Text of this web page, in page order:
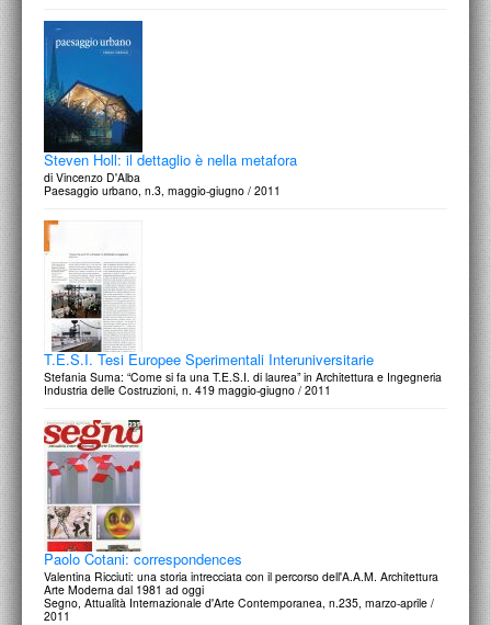
Steven Holl: il dettaglio è nella metafora
di Vincenzo D'Alba
Paesaggio urbano, n.3, maggio-giugno / 2011
T.E.S.I. Tesi Europee Sperimentali Interuniversitarie
Stefania Suma: “Come si fa una T.E.S.I. di laurea” in Architettura e Ingegneria
Industria delle Costruzioni, n. 419 maggio-giugno / 2011
Paolo Cotani: correspondences
Valentina Ricciuti: una storia intrecciata con il percorso dell'A.A.M. Architettura
Arte Moderna dal 1981 ad oggi
Segno, Attualità Internazionale d'Arte Contemporanea, n.235, marzo-aprile /
2011